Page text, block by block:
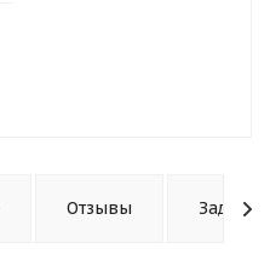
Отзывы Задать